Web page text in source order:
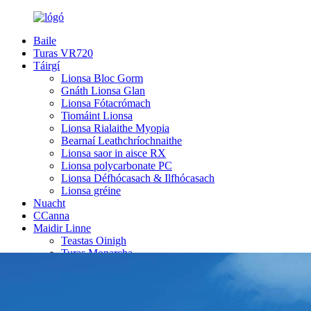
Baile
Turas VR720
Táirgí
Lionsa Bloc Gorm
Gnáth Lionsa Glan
Lionsa Fótacrómach
Tiomáint Lionsa
Lionsa Rialaithe Myopia
Bearnaí Leathchríochnaithe
Lionsa saor in aisce RX
Lionsa polycarbonate PC
Lionsa Défhócasach & Ilfhócasach
Lionsa gréine
Nuacht
CCanna
Maidir Linne
Teastas Oinigh
Turas Monarcha